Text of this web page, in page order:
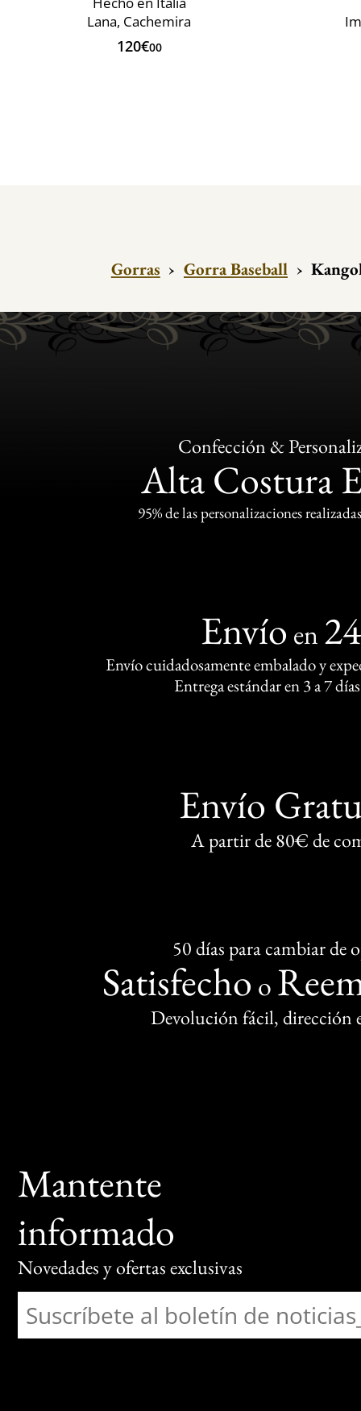
Lana, Cachemira
120€00
Gorras › Gorra Baseball ›
Confección &
Alta Costura
95% de las personalizaciones
Envío en
Envío cuidadosamente embalado y
Entrega estándar en 3 a 7
Envío
A partir de 80€ de
50 días para cambiar de
Satisfecho o
Devolución fácil, dirección
Mantente
informado
Novedades y ofertas exclusivas